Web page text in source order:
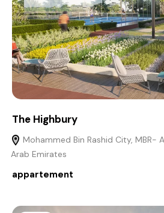
The Highbury
Mohammed Bin Rashid City, MBR-
Arab Emirates
appartement